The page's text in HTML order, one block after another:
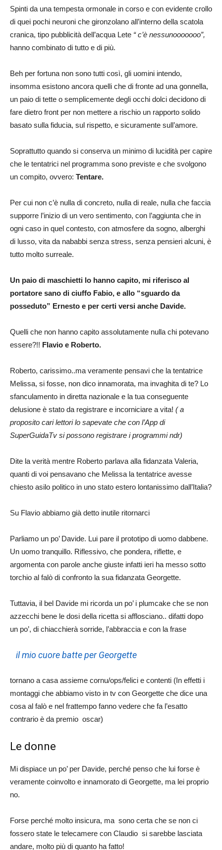
Spinti da una tempesta ormonale in corso e con evidente crollo
di quei pochi neuroni che gironzolano all’interno della scatola
cranica, tipo pubblicità dell’acqua Lete “ c’è nessunooooooo”,
hanno combinato di tutto e di più.
Beh per fortuna non sono tutti così, gli uomini intendo,
insomma esistono ancora quelli che di fronte ad una gonnella,
un paio di tette o semplicemente degli occhi dolci decidono di
fare dietro front per non mettere a rischio un rapporto solido
basato sulla fiducia, sul rispetto, e sicuramente sull’amore.
Soprattutto quando si conserva un minimo di lucidità per capire
che le tentatrici nel programma sono previste e che svolgono
un compito, ovvero: Tentare.
Per cui non c’è nulla di concreto, nulla di reale, nulla che faccia
supporre l’inizio di un vero sentimento, con l’aggiunta che in
ogni caso in quel contesto, con atmosfere da sogno, alberghi
di lusso, vita da nababbi senza stress, senza pensieri alcuni, è
tutto molto surreale.
Un paio di maschietti lo hanno capito, mi riferisco al
portatore sano di ciuffo Fabio, e allo “sguardo da
posseduto” Ernesto e per certi versi anche Davide.
Quelli che non hanno capito assolutamente nulla chi potevano
essere?!! Flavio e Roberto.
Roberto, carissimo..ma veramente pensavi che la tentatrice
Melissa, si fosse, non dico innamorata, ma invaghita di te? Lo
sfanculamento in diretta nazionale e la tua conseguente
delusione è stato da registrare e incorniciare a vita! ( a
proposito cari lettori lo sapevate che con l’App di
SuperGuidaTv si possono registrare i programmi ndr)
Dite la verità mentre Roberto parlava alla fidanzata Valeria,
quanti di voi pensavano che Melissa la tentatrice avesse
chiesto asilo politico in uno stato estero lontanissimo dall’Italia?
Su Flavio abbiamo già detto inutile ritornarci
Parliamo un po’ Davide. Lui pare il prototipo di uomo dabbene.
Un uomo tranquillo. Riflessivo, che pondera, riflette, e
argomenta con parole anche giuste infatti ieri ha messo sotto
torchio al falò di confronto la sua fidanzata Georgette.
Tuttavia, il bel Davide mi ricorda un po’ i plumcake che se non
azzecchi bene le dosi della ricetta si afflosciano.. difatti dopo
un po’, di chiacchierà sorride, l’abbraccia e con la frase
il mio cuore batte per Georgette
tornano a casa assieme cornu/ops/felici e contenti (In effetti i
montaggi che abbiamo visto in tv con Georgette che dice una
cosa al falò e nel frattempo fanno vedere che fa l’esatto
contrario è da premio oscar)
Le donne
Mi dispiace un po’ per Davide, perché penso che lui forse è
veramente coinvolto e innamorato di Georgette, ma lei proprio
no.
Forse perché molto insicura, ma sono certa che se non ci
fossero state le telecamere con Claudio si sarebbe lasciata
andare, molto più di quanto ha fatto!